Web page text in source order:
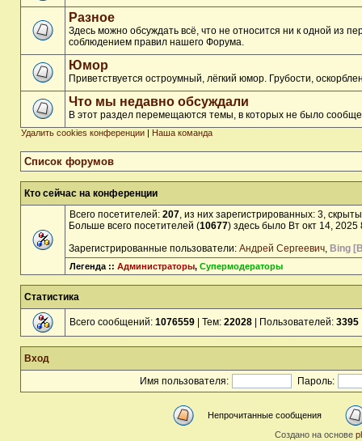
Разное
Здесь можно обсуждать всё, что не относится ни к одной из
соблюдением правил нашего Форума.
Юмор
Приветствуется остроумный, лёгкий юмор. Грубости,
Что мы недавно обсуждали
В этот раздел перемещаются темы, в которых не было
Удалить cookies конференции | Наша команда
Список форумов
Кто сейчас на конференции
Всего посетителей: 207, из них зарегистрированных: 3,
Больше всего посетителей (10677) здесь было Вт окт 14, 2025
Зарегистрированные пользователи: Андрей Сергеевич, Bing
Легенда :: Администраторы, Супермодераторы
Статистика
Всего сообщений: 1076559 | Тем: 22028 | Пользователей: 3395
Вход
Имя пользователя:
Пароль:
Непрочитанные сообщения
Создано на основе